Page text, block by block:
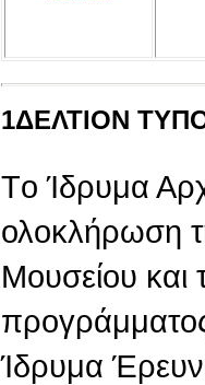
1ΔΕΛΤΙΟΝ
Tο Ίδρυμα
ολοκλήρωση
Μουσείου και
Ίδρυμα